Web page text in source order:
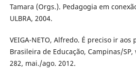
Tamara (Orgs.). Pedagogia em
ULBRA, 2004.
VEIGA-NETO, Alfredo. É preciso ir aos
Brasileira de Educação, Campinas/SP,
282, mai./ago. 2012.